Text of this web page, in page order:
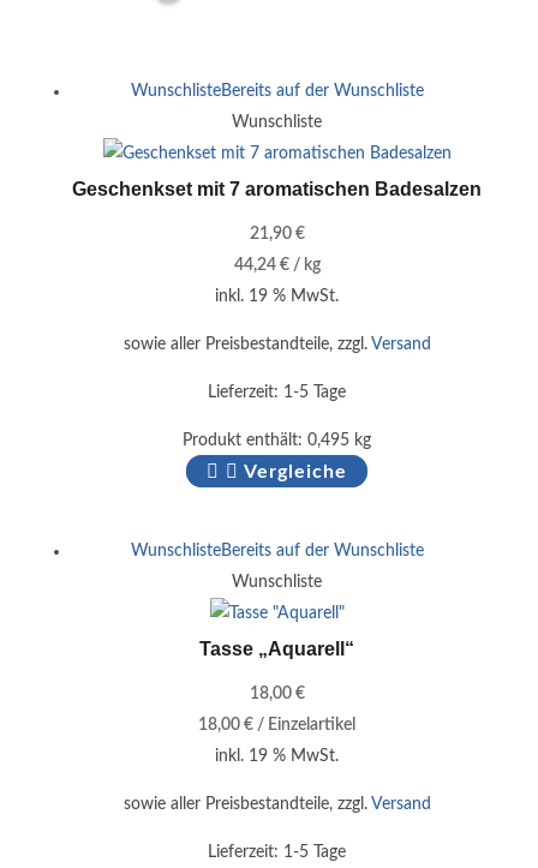
WunschlisteBereits auf der Wunschliste
Wunschliste
Geschenkset mit 7 aromatischen Badesalzen
21,90 €
44,24 €/ kg
inkl. 19 % MwSt.
sowie aller Preisbestandteile, zzgl. Versand
Lieferzeit: 1-5 Tage
Produkt enthält: 0,495 kg
Vergleiche
WunschlisteBereits auf der Wunschliste
Wunschliste
Tasse „Aquarell“
18,00 €
18,00€ / Einzelartikel
inkl. 19 % MwSt.
sowie aller Preisbestandteile, zzgl. Versand
Lieferzeit: 1-5 Tage